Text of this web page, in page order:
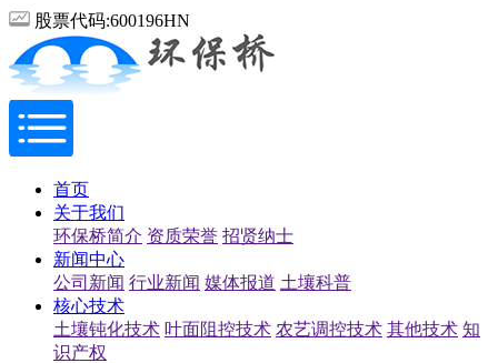
股票代码:600196HN
首页
关于我们
环保桥简介 资质荣誉 招贤纳士
新闻中心
公司新闻 行业新闻 媒体报道 土壤科普
核心技术
土壤钝化技术 叶面阻控技术 农艺调控技术 其他技术 知
识产权